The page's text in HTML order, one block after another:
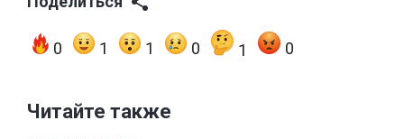
0 1 1 0 1 0
Читайте также